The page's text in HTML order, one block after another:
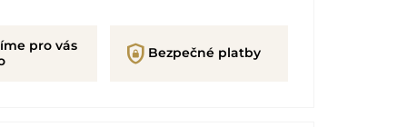
pro vás
shield_lock Bezpečné platby